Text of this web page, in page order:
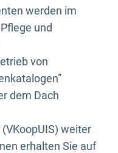
werden im
und
von
dem Dach
weiter
erhalten Sie auf